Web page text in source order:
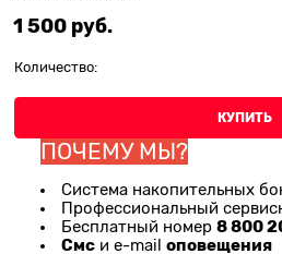
1 500 руб.
Количество:
КУПИТЬ
ПОЧЕМУ МЫ?
Система накопительных
Профессиональный
Бесплатный номер 8 800
Смс и e-mail оповещения